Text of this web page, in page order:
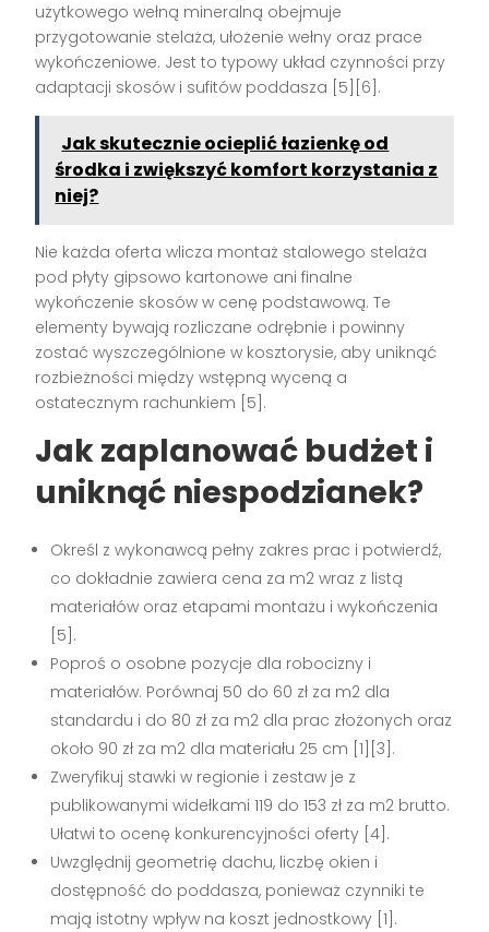
użytkowego wełną mineralną obejmuje
przygotowanie stelaża, ułożenie wełny oraz prace
wykończeniowe. Jest to typowy układ czynności przy
adaptacji skosów i sufitów poddasza [5][6].
Jak skutecznie ocieplić łazienkę od
środka i zwiększyć komfort korzystania z
niej?
Nie każda oferta wlicza montaż stalowego stelaża
pod płyty gipsowo kartonowe ani finalne
wykończenie skosów w cenę podstawową. Te
elementy bywają rozliczane odrębnie i powinny
zostać wyszczególnione w kosztorysie, aby uniknąć
rozbieżności między wstępną wyceną a
ostatecznym rachunkiem [5].
Jak zaplanować budżet i
uniknąć niespodzianek?
Określ z wykonawcą pełny zakres prac i potwierdź,
co dokładnie zawiera cena za m2 wraz z listą
materiałów oraz etapami montażu i wykończenia
[5].
Poproś o osobne pozycje dla robocizny i
materiałów. Porównaj 50 do 60 zł za m2 dla
standardu i do 80 zł za m2 dla prac złożonych oraz
około 90 zł za m2 dla materiału 25 cm [1][3].
Zweryfikuj stawki w regionie i zestaw je z
publikowanymi widełkami 119 do 153 zł za m2 brutto.
Ułatwi to ocenę konkurencyjności oferty [4].
Uwzględnij geometrię dachu, liczbę okien i
dostępność do poddasza, ponieważ czynniki te
mają istotny wpływ na koszt jednostkowy [1].